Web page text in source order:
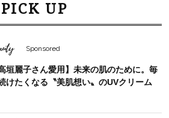
PICK UP
Sponsored
高垣麗子さん愛用】未来の肌のために。毎
けたくなる〝美肌想い〟のUVクリーム